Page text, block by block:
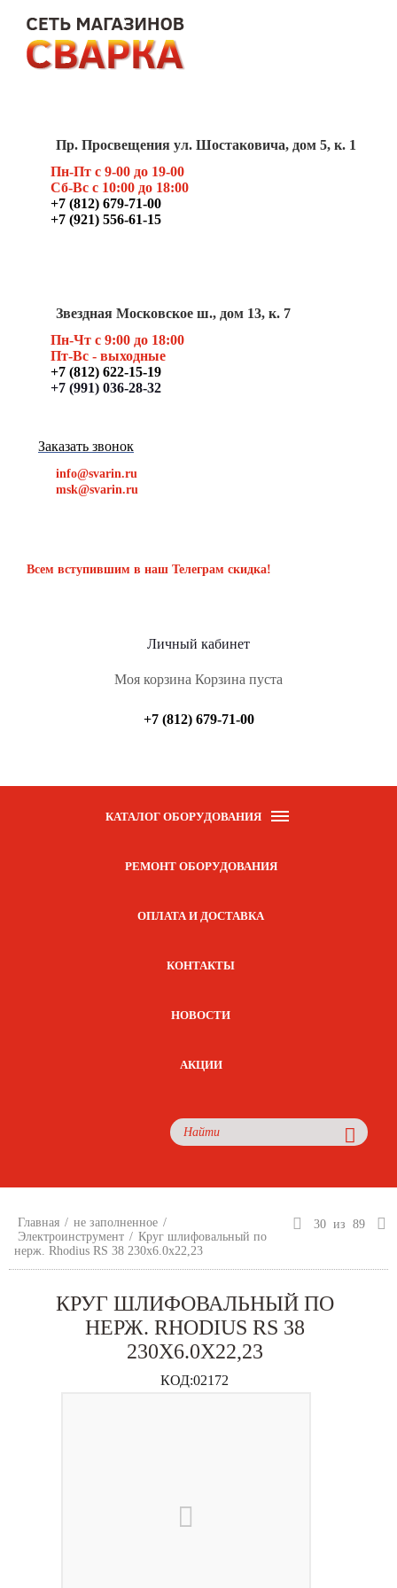
Пр. Просвещения ул. Шостаковича, дом 5, к. 1
Пн-Пт с 9-00 до 19-00
Сб-Вс с 10:00 до 18:00
+7 (812) 679-71-00
+7 (921) 556-61-15
Звездная Московское ш., дом 13, к. 7
Пн-Чт с 9:00 до 18:00
Пт-Вс - выходные
+7 (812) 622-15-19
+7 (991) 036-28-32
Заказать звонок
info@svarin.ru
msk@svarin.ru
Всем вступившим в наш Телеграм скидка!
Личный кабинет
Моя корзина Корзина пуста
+7 (812) 679-71-00
КАТАЛОГ ОБОРУДОВАНИЯ
РЕМОНТ ОБОРУДОВАНИЯ
ОПЛАТА И ДОСТАВКА
КОНТАКТЫ
НОВОСТИ
АКЦИИ
Главная / не заполненное /
Электроинструмент / Круг шлифовальный по
нерж. Rhodius RS 38 230х6.0х22,23
30 из 89
КРУГ ШЛИФОВАЛЬНЫЙ ПО
НЕРЖ. RHODIUS RS 38
230Х6.0Х22,23
КОД:02172